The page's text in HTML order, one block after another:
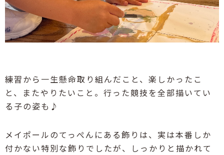
練習から一生懸命取り組んだこと、楽しかったこ
と、またやりたいこと。行った競技を全部描いてい
る子の姿も♪
メイポールのてっぺんにある飾りは、実は本番しか
付かない特別な飾りでしたが、しっかりと描かれて